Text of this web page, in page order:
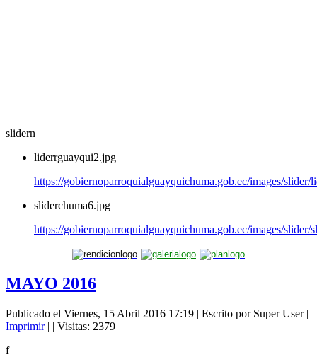
slidern
liderrguayqui2.jpg
https://gobiernoparroquialguayquichuma.gob.ec/images/slider/
sliderchuma6.jpg
https://gobiernoparroquialguayquichuma.gob.ec/images/slider/
MAYO 2016
Publicado el Viernes, 15 Abril 2016 17:19 | Escrito por Super User|
Imprimir| | Visitas: 2379
f